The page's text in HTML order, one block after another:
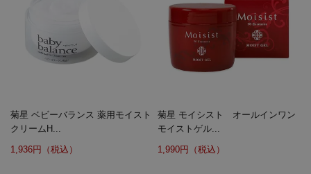
菊星 ベビーバランス 薬用モイスト
クリームH...
1,936円（税込）
菊星 モイシスト オールインワン
モイストゲル...
1,990円（税込）